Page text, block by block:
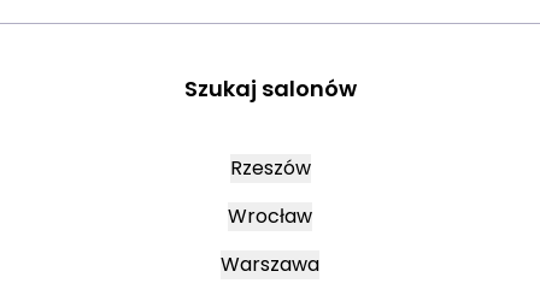
Szukaj salonów
Rzeszów
Wrocław
Warszawa